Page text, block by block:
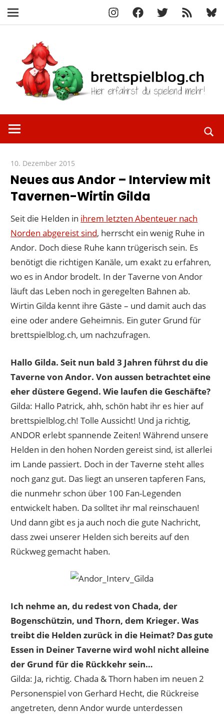
InstagramFacebook
X
RSS-
Feed
Navigation
springen
erfährst
mehr!
10. Dezember 2015
Neues aus Andor – Interview mit
Tavernen-Wirtin Gilda
Seit die Helden in ihrem letzten Abenteuer nach
Norden abgereist sind, herrscht ein wenig Ruhe in
Andor. Doch diese Ruhe kann trügerisch sein. Es
benötigt die richtigen Kanäle, um exakt zu erfahren,
wo es in Andor brodelt. In der Taverne von Andor
läuft das Leben noch in geregelten Bahnen ab.
Wirtin Gilda kennt ihre Gäste – und damit auch das
eine oder andere Geheimnis. Ein guter Grund für
brettspielblog.ch, um nachzufragen.
Hallo Gilda. Seit nun bald 3 Jahren führst du die
Taverne von Andor. Von aussen betrachtet eine
eher düstere Gegend. Wie laufen die Geschäfte?
Gilda: Hallo Patrick, ahh, schön habt ihr es hier auf
brettspielblog.ch! Tolle Aussicht! Und ja richtig,
ANDOR erlebt spannende Zeiten! Während unsere
Helden in den hohen Norden gereist sind, ist allerlei
im Lande passiert. Doch in der Taverne steht alles
noch ganz gut. Das liegt an unseren tapferen Fans,
die nunmehr schon über 100 Fan-Legenden
entwickelt haben. Da solltet ihr mal reinschauen!
Und dann gibt es ja auch noch die gute Nachricht,
dass zwei unserer Helden sich bereits auf den
Rückweg gemacht haben.
Ich nehme an, du redest von Chada, der
Bogenschützin, und Thorn, dem Krieger. Was
treibt die Helden zurück in die Heimat? Das gute
Essen in Deiner Taverne wird wohl nicht alleine
der Grund für die Rückkehr sein…
Gilda: Ja, richtig. Chada & Thorn haben im neuen 2
Personenspiel von Gerhard Hecht, die Rückreise
angetreten, denn Andor wurde unterdessen